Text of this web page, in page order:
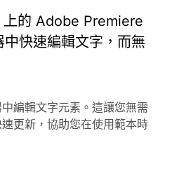
的 Adobe Premiere
快速編輯文字，而無
編輯文字元素。這讓您無需
更新，協助您在使用範本時